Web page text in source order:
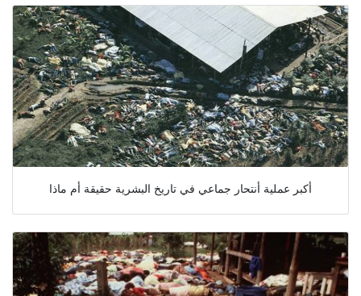
أكبر عملية أنتحار جماعي في تاريخ البشرية حقيقة أم ماذا